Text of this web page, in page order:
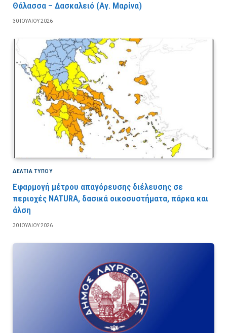
Θάλασσα – Δασκαλειό (Αγ. Μαρίνα)
30 ΙΟΥΛΊΟΥ 2026
ΔΕΛΤΙΑ ΤΥΠΟΥ
Εφαρμογή μέτρου απαγόρευσης διέλευσης σε
περιοχές NATURA, δασικά οικοσυστήματα, πάρκα και
άλση
30 ΙΟΥΛΊΟΥ 2026